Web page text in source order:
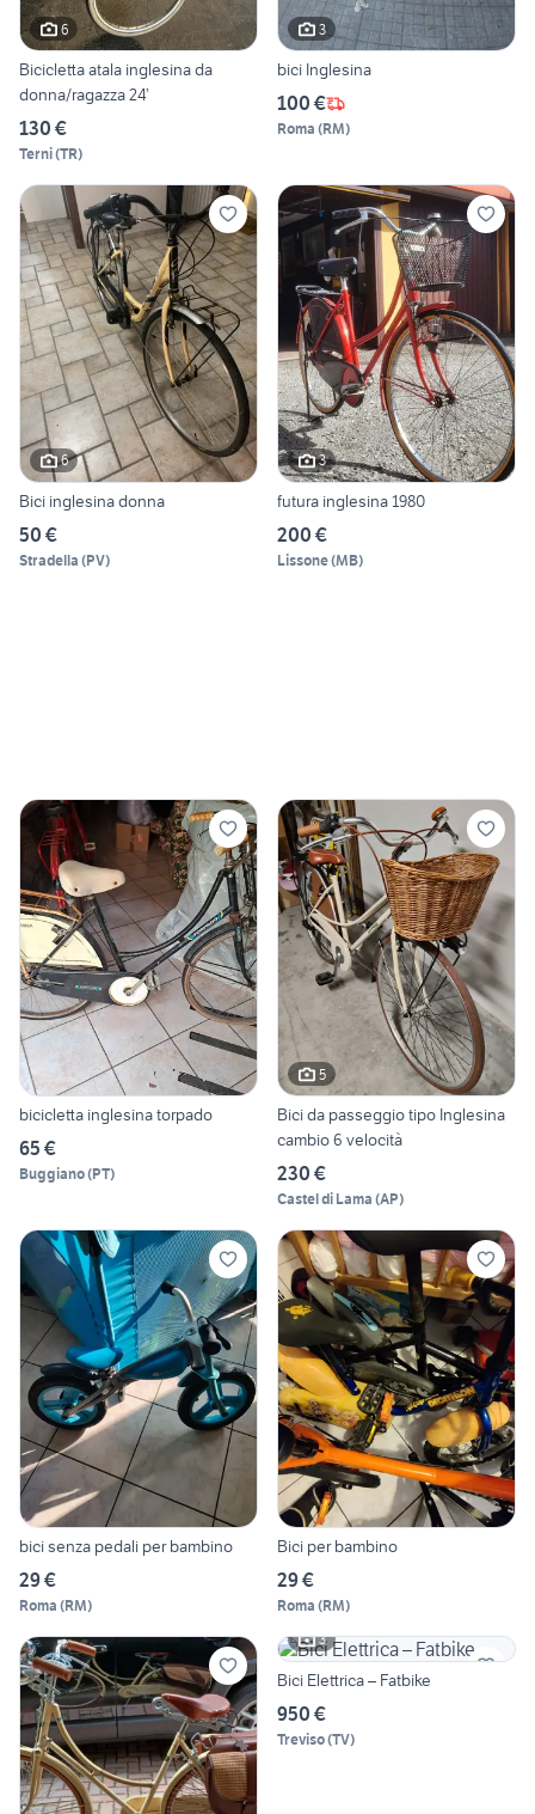
6
Bicicletta atala inglesina da
donna/ragazza 24’
130 €
Terni(TR)
3
bici Inglesina
100 €
Roma (RM)
6
Bici inglesina donna
50 €
Stradella (PV)
3
futura inglesina 1980
200 €
Lissone(MB)
bicicletta inglesina torpado
65 €
Buggiano(PT)
5
Bici da passeggio tipo Inglesina
cambio 6 velocità
230 €
Castel di Lama (AP)
bici senza pedali per bambino
29 €
Roma (RM)
Bici per bambino
29 €
Roma (RM)
3
Bici Elettrica – Fatbike
950 €
Treviso(TV)